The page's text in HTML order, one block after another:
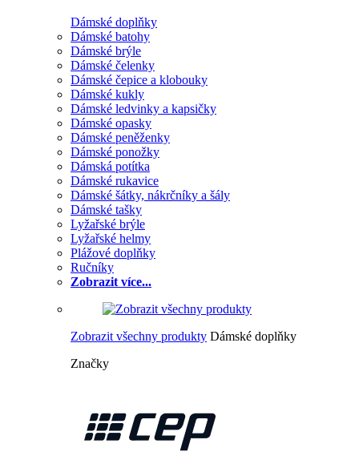
Dámské doplňky
Dámské batohy
Dámské brýle
Dámské čelenky
Dámské čepice a klobouky
Dámské kukly
Dámské ledvinky a kapsičky
Dámské opasky
Dámské peněženky
Dámské ponožky
Dámská potítka
Dámské rukavice
Dámské šátky, nákrčníky a šály
Dámské tašky
Lyžařské brýle
Lyžařské helmy
Plážové doplňky
Ručníky
Zobrazit více...
Zobrazit všechny produkty Dámské doplňky
Značky